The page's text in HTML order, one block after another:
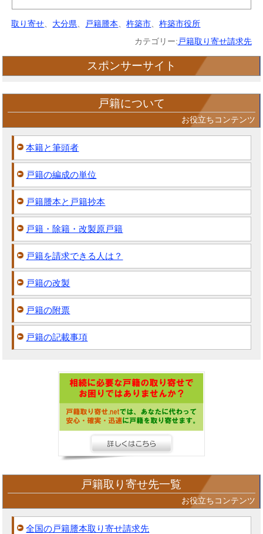
取り寄せ 大分県 戸籍謄本 、杵築市 、杵築市役所
カテゴリー: 戸籍取り寄せ請求先
スポンサーサイト
戸籍について
お役立ちコンテンツ
本籍と筆頭者
戸籍の編成の単位
戸籍謄本と戸籍抄本
戸籍・除籍・改製原戸籍
戸籍を請求できる人は？
戸籍の改製
戸籍の附票
戸籍の記載事項
戸籍取り寄せ先一覧
お役立ちコンテンツ
全国の戸籍謄本取り寄せ請求先